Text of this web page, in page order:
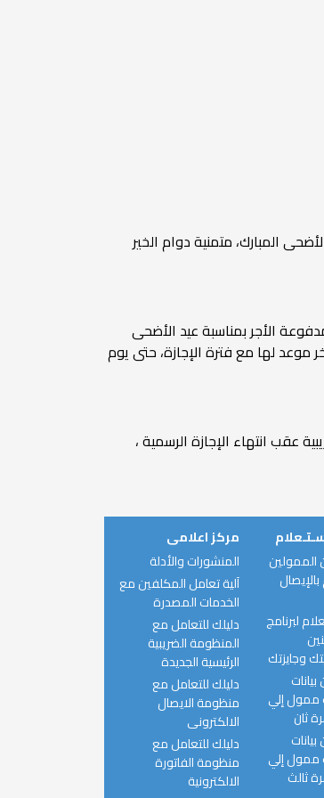
المبارك، متمنية دوام الخير
بأن تكون الفترة من الثلاثاء 26 مايو حتى الأحد 31 مايو 2026 إجازة رسمية مدفوعة الأجر بمناسبة عيد الأضحى
موعد لها مع فترة الإجازة، حتى يوم
عقب انتهاء الإجازة الرسمية ،
الممولين
بالإيصال
لبرنامج
وجايزتك
ممول إلي
ثان
ممول إلي
ثالث
مركز اعلامى
المنشورات والأدلة
آلية تعامل المكلفين مع
الخدمات المصدرة
دليلك للتعامل مع
المنظومة الضريبية
الرئيسية الجديدة
دليلك للتعامل مع
منظومة الايصال
الالكترونى
دليلك للتعامل مع
منظومة الفاتورة
الالكترونية